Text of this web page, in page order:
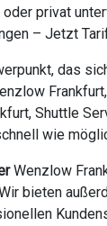
privat
– Jetzt
das
Shuttle
wie
Wenzlow
bieten